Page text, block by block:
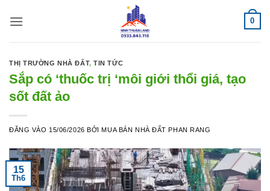
qua
0
THỊ TRƯỜNG NHÀ ĐẤT,TIN TỨC
Sắp có ‘thuốc trị ‘môi giới thổi giá, tạo
sốt đất ảo
ĐĂNG VÀO 15/06/2026 BỞI MUA BÁN NHÀ ĐẤT PHAN RANG
15
Th6